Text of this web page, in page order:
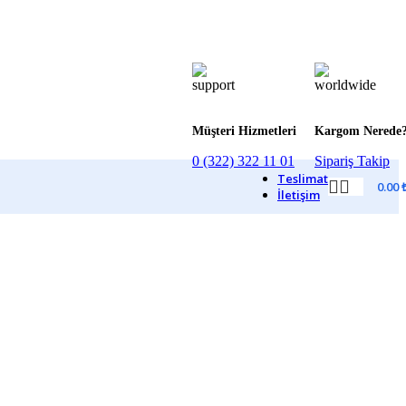
Müşteri Hizmetleri
0 (322) 322 11 01
Kargom
Sipariş Takip
Teslimat
İletişim
0.00